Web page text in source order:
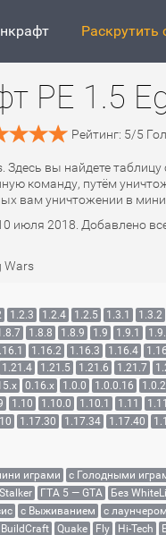
Раскрутить
PE 1.5
Рейтинг: 5/5
Здесь вы найдете таблицу
команду, путём
вам уничтожении в мини
июля 2018. Добавлено
Wars
1.2.3 1.2.4 1.2.5 1.3.1 1.3.2
1.8.8 1.8.9 1.9 1.9.1
1.16.2 1.16.3 1.16.4
1.21.4 1.21.5 1.21.6 1.21.7
0.16.x 1.0.0 1.0.0.16 1.0.2
1.10 1.10.0 1.10.1 1.11
1.17.30 1.17.34 1.17.40
играми с Голодными
ГТА 5 — GTA Без
с Выживанием с лаунчером
BuildCraft Quake Fly Hi-Tech